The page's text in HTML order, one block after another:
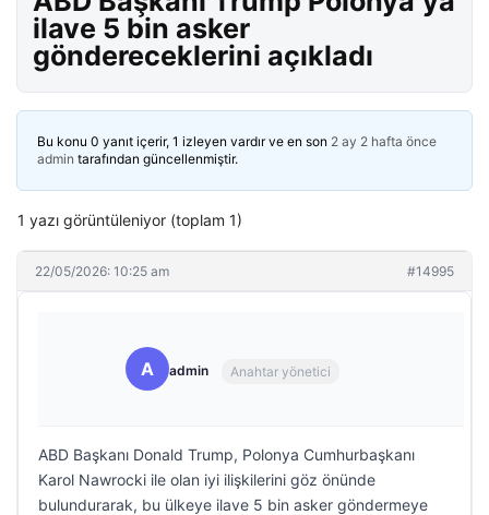
ilave 5 bin asker
göndereceklerini açıkladı
Bu konu 0 yanıt içerir, 1 izleyen vardır ve en son 2 ay 2 hafta önce
admin tarafından güncellenmiştir.
1 yazı görüntüleniyor (toplam 1)
22/05/2026: 10:25 am #14995
A admin Anahtar yönetici
ABD Başkanı Donald Trump, Polonya Cumhurbaşkanı
Karol Nawrocki ile olan iyi ilişkilerini göz önünde
bulundurarak, bu ülkeye ilave 5 bin asker göndermeye